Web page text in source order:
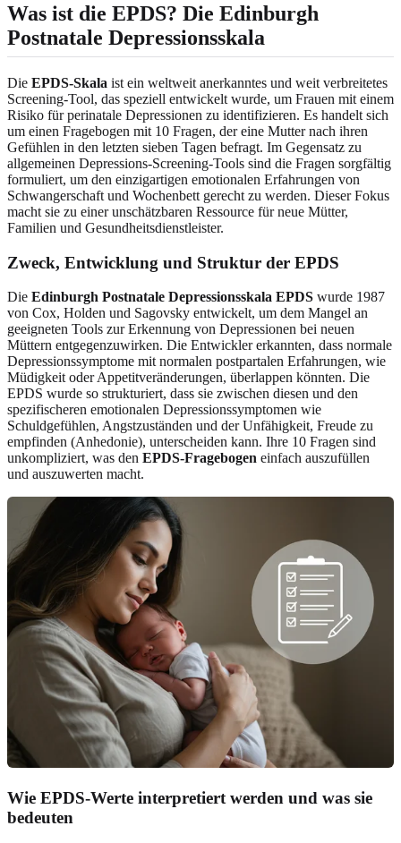
Was ist die EPDS? Die Edinburgh
Postnatale Depressionsskala
Die EPDS-Skala ist ein weltweit anerkanntes und weit verbreitetes
Screening-Tool, das speziell entwickelt wurde, um Frauen mit einem
Risiko für perinatale Depressionen zu identifizieren. Es handelt sich
um einen Fragebogen mit 10 Fragen, der eine Mutter nach ihren
Gefühlen in den letzten sieben Tagen befragt. Im Gegensatz zu
allgemeinen Depressions-Screening-Tools sind die Fragen sorgfältig
formuliert, um den einzigartigen emotionalen Erfahrungen von
Schwangerschaft und Wochenbett gerecht zu werden. Dieser Fokus
macht sie zu einer unschätzbaren Ressource für neue Mütter,
Familien und Gesundheitsdienstleister.
Zweck, Entwicklung und Struktur der EPDS
Die Edinburgh Postnatale Depressionsskala EPDS wurde 1987
von Cox, Holden und Sagovsky entwickelt, um dem Mangel an
geeigneten Tools zur Erkennung von Depressionen bei neuen
Müttern entgegenzuwirken. Die Entwickler erkannten, dass normale
Depressionssymptome mit normalen postpartalen Erfahrungen, wie
Müdigkeit oder Appetitveränderungen, überlappen könnten. Die
EPDS wurde so strukturiert, dass sie zwischen diesen und den
spezifischeren emotionalen Depressionssymptomen wie
Schuldgefühlen, Angstzuständen und der Unfähigkeit, Freude zu
empfinden (Anhedonie), unterscheiden kann. Ihre 10 Fragen sind
unkompliziert, was den EPDS-Fragebogen einfach auszufüllen
und auszuwerten macht.
Wie EPDS-Werte interpretiert werden und was sie
bedeuten